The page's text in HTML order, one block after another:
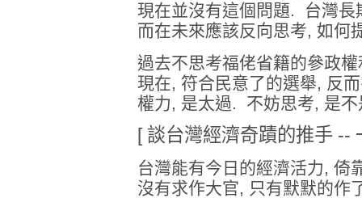
現在並沒有這個問題. 台灣長
而在未來應該反向思考, 如何
過去不思考福佬省籍的參政
現在, 符合民意了的選舉, 反
權力, 是太過. 不妨思考, 是不
[ 談台灣經濟奇蹟的推手 --
台灣能有今日的經濟活力, 倚
沒有求作大官, 只有默默的作